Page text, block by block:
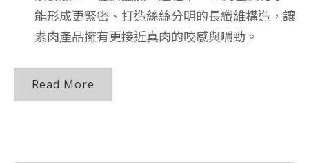
能形成更緊密、打造絲絲分明的長纖維構造，讓
素肉產品擁有更接近真肉的咬感與嚼勁。
Read More